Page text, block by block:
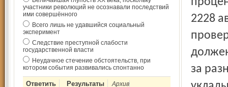
участники революций не осознавали последствий
ими совершённого
Всего лишь не удавшийся социальный
эксперимент
Следствие преступной слабости
государственной власти
Неудачное стечение обстоятельств, при
котором события развивались спонтанно
Архив
2228
за